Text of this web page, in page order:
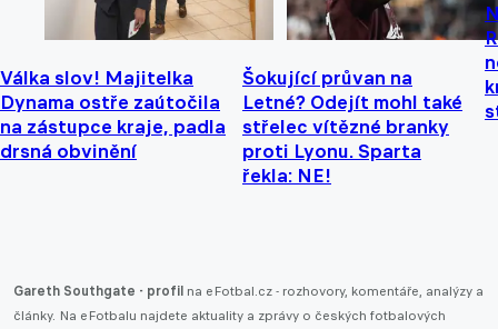
Válka slov! Majitelka
Dynama ostře zaútočila
na zástupce kraje, padla
drsná obvinění
Šokující průvan na
Letné? Odejít mohl také
střelec vítězné branky
proti Lyonu. Sparta
řekla: NE!
Gareth Southgate - profil na eFotbal.cz - rozhovory, komentáře, analýzy a
články. Na eFotbalu najdete aktuality a zprávy o českých fotbalových